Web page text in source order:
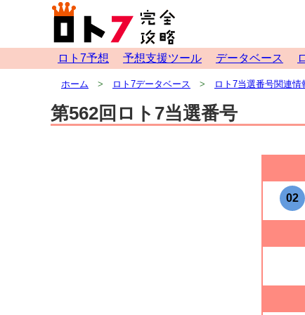
ロト7予想 予想支援ツール データベース
ホーム ロト7データベース ロト7当選番号関連情
第562回ロト7当選番号
02